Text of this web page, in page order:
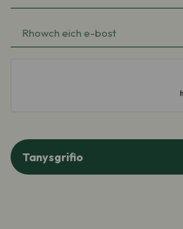
diwethaf
e-
bost
Tanysgrifio